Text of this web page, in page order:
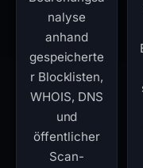
nalyse
anhand
gespeicherte
r Blocklisten,
WHOIS, DNS
und
öffentlicher
Scan-